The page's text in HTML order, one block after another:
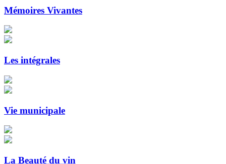
Mémoires Vivantes
Les intégrales
Vie municipale
La Beauté du vin